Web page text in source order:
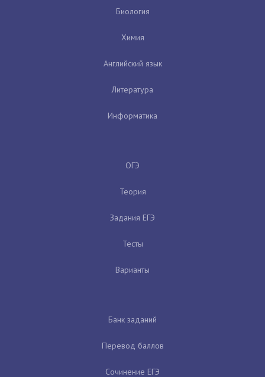
Биология
Химия
Английский язык
Литература
Информатика
ОГЭ
Теория
Задания ЕГЭ
Тесты
Варианты
Банк заданий
Перевод баллов
Сочинение ЕГЭ